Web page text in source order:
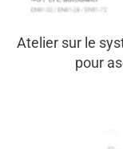
Atelier sur le
pour